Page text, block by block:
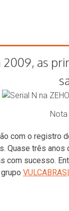
as
com o registro
Quase três
com sucesso.